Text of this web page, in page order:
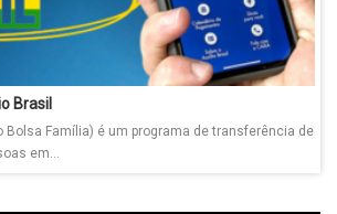
Brasil
Bolsa Família) é um programa de transferência de
em...